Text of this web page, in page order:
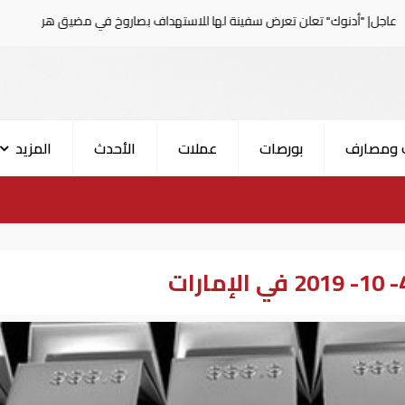
تعلن تعرض سفينة لها للاستهداف بصاروخ في مضيق هرمز
ومصارف بورصات عملات الأحدث المزيد